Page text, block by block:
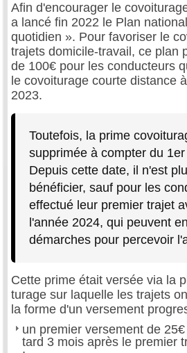
Afin d'encourager le
a lancé fin 2022 le Plan
quotidien ». Pour favoriser le
trajets domicile-travail, ce plan
de 100€ pour les conducteurs
le covoiturage courte distance
2023.
Toutefois, la prime
supprimée à compter du
Depuis cette date, il n'est
bénéficier, sauf pour les
effectué leur premier trajet
l'année 2024, qui peuvent
démarches pour percevoir
Cette prime était versée via la
turage sur laquelle les trajets
la forme d'un versement
un premier versement de
tard 3 mois après le premier